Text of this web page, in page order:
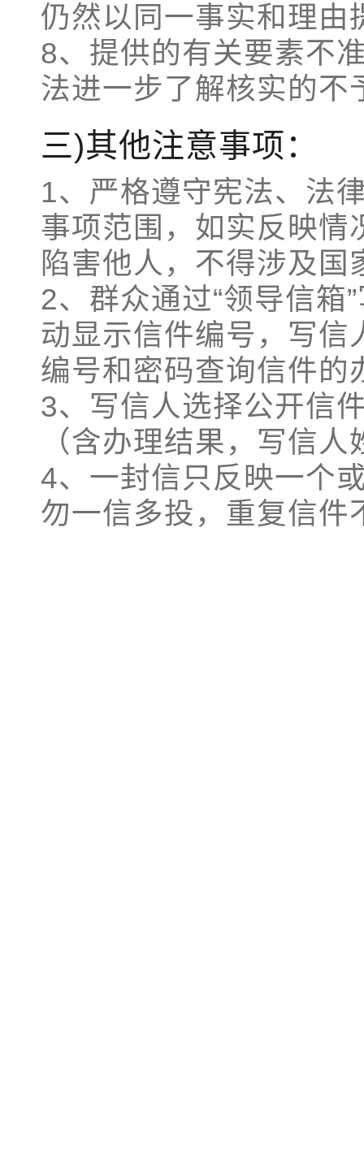
仍然以同一事实和理由
8、提供的有关要素不
法进一步了解核实的不
三)其他注意事项：
1、严格遵守宪法、法
事项范围，如实反映情
陷害他人，不得涉及
2、群众通过“领导信箱
动显示信件编号，写信
编号和密码查询信件的
3、写信人选择公开信
（含办理结果，写信
4、一封信只反映一个
勿一信多投，重复信件